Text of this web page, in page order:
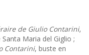
de Giulio Contarini,
Maria del Giglio ;
Contarini, buste en